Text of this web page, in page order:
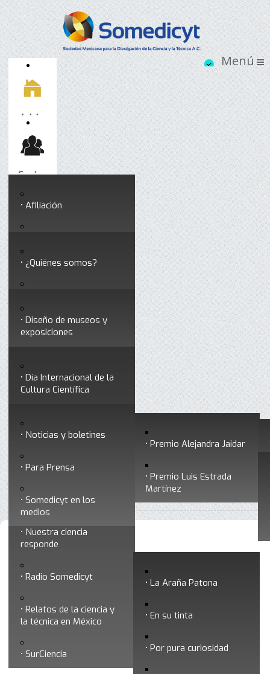
Inicio
Socios
Afiliación
Testimonios
Socios vigentes
Somedicyt
¿Quiénes somos?
Consejo Directivo
profesionales
Premios a divulgadores Premio Alejandra Jaidar
Premio Luis Estrada
Martínez
Servicios
Diseño de museos y
exposiciones
formar divulgadores
Día Internacional de la
Cultura Científica
Ciencia y Tecnología
Nuestra ciencia
responde
Radio Somedicyt La Araña Patona
En su tinta
Por pura curiosidad
Relatos de la ciencia y
la técnica en México
SurCiencia
Noticias y boletines
Para Prensa
Somedicyt en los
medios
Contacto
Noticias y boletines
•
Mayo 2023
Búsqueda